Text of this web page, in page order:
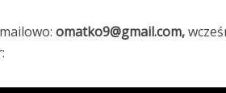
omatko9@gmail.com,